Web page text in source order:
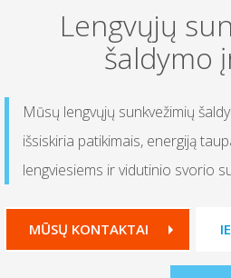
Lengvųjų
šaldymo
Mūsų lengvųjų sunkvežimių
išsiskiria patikimais, energiją
lengviesiems ir vidutinio svorio
MŪSŲ KONTAKTAI